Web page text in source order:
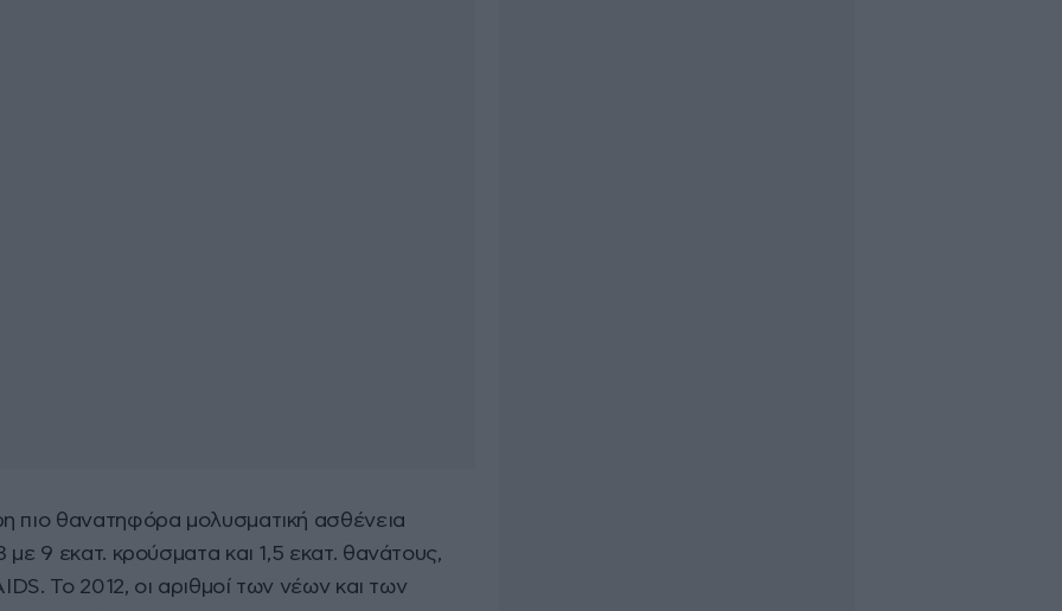
πιο θανατηφόρα μολυσματική ασθένεια
9 εκατ. κρούσματα και 1,5 εκατ. θανάτους,
Το 2012, οι αριθμοί των νέων και των